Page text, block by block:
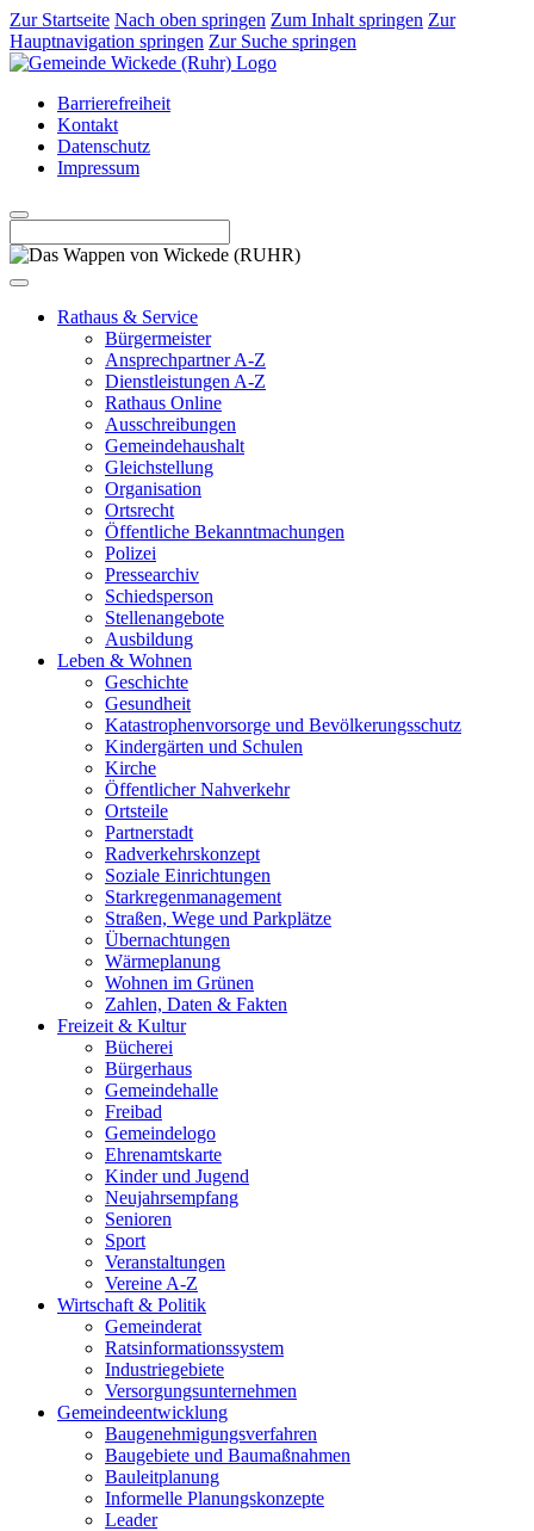
Zur Startseite Nach oben springen Zum Inhalt springen Zur
Hauptnavigation springen Zur Suche springen
Barrierefreiheit
Kontakt
Datenschutz
Impressum
Rathaus & Service
Bürgermeister
Ansprechpartner A-Z
Dienstleistungen A-Z
Rathaus Online
Ausschreibungen
Gemeindehaushalt
Gleichstellung
Organisation
Ortsrecht
Öffentliche Bekanntmachungen
Polizei
Pressearchiv
Schiedsperson
Stellenangebote
Ausbildung
Leben & Wohnen
Geschichte
Gesundheit
Katastrophenvorsorge und Bevölkerungsschutz
Kindergärten und Schulen
Kirche
Öffentlicher Nahverkehr
Ortsteile
Partnerstadt
Radverkehrskonzept
Soziale Einrichtungen
Starkregenmanagement
Straßen, Wege und Parkplätze
Übernachtungen
Wärmeplanung
Wohnen im Grünen
Zahlen, Daten & Fakten
Freizeit & Kultur
Bücherei
Bürgerhaus
Gemeindehalle
Freibad
Gemeindelogo
Ehrenamtskarte
Kinder und Jugend
Neujahrsempfang
Senioren
Sport
Veranstaltungen
Vereine A-Z
Wirtschaft & Politik
Gemeinderat
Ratsinformationssystem
Industriegebiete
Versorgungsunternehmen
Gemeindeentwicklung
Baugenehmigungsverfahren
Baugebiete und Baumaßnahmen
Bauleitplanung
Informelle Planungskonzepte
Leader